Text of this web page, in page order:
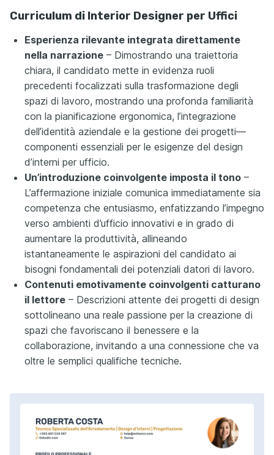
Curriculum di Interior Designer per Uffici
Esperienza rilevante integrata direttamente
nella narrazione – Dimostrando una traiettoria
chiara, il candidato mette in evidenza ruoli
precedenti focalizzati sulla trasformazione degli
spazi di lavoro, mostrando una profonda familiarità
con la pianificazione ergonomica, l’integrazione
dell’identità aziendale e la gestione dei progetti—
componenti essenziali per le esigenze del design
d’interni per ufficio.
Un’introduzione coinvolgente imposta il tono –
L’affermazione iniziale comunica immediatamente sia
competenza che entusiasmo, enfatizzando l’impegno
verso ambienti d’ufficio innovativi e in grado di
aumentare la produttività, allineando
istantaneamente le aspirazioni del candidato ai
bisogni fondamentali dei potenziali datori di lavoro.
Contenuti emotivamente coinvolgenti catturano
il lettore – Descrizioni attente dei progetti di design
sottolineano una reale passione per la creazione di
spazi che favoriscano il benessere e la
collaborazione, invitando a una connessione che va
oltre le semplici qualifiche tecniche.